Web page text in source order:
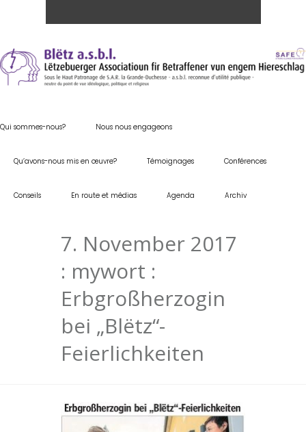
Qui sommes-nous? Nous nous engageons
Qu’avons-nous mis en œuvre? Témoignages Conférences
Conseils En route et médias Agenda Archiv
7. November 2017
: mywort :
Erbgroßherzogin
bei „Blëtz“-
Feierlichkeiten